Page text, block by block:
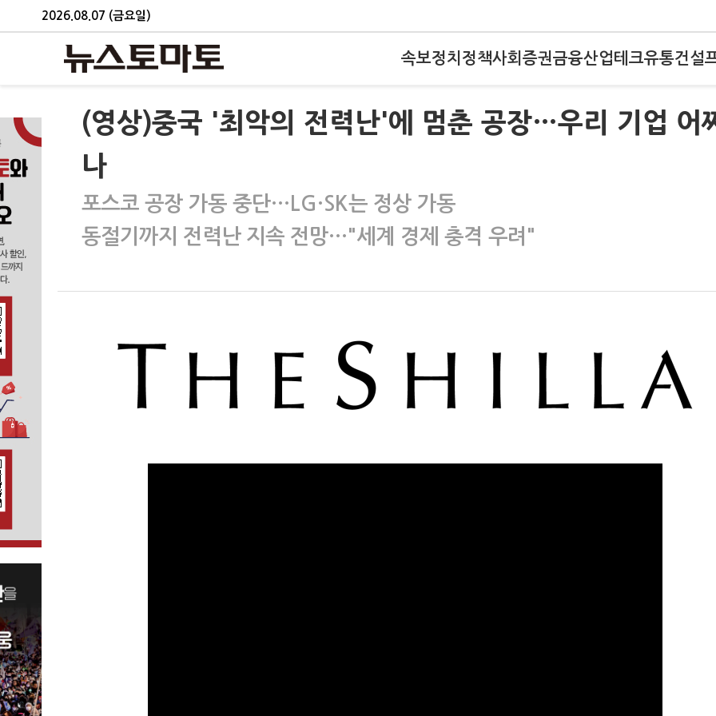
2026.08.07 (금요일)
속보정치 정책사회 증권금융산업테크유통건설
(영상)중국 '최악의 전력난'에 멈춘 공장…우리 기업 어
나
포스코 공장 가동 중단…LG·SK는 정상 가동
동절기까지 전력난 지속 전망…"세계 경제 충격 우려"